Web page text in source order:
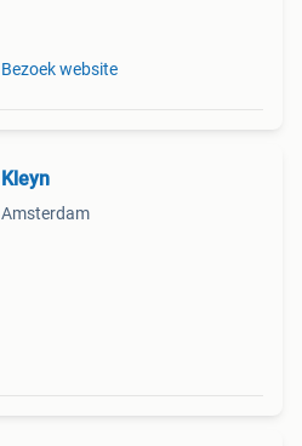
Bezoek website
Kleyn
Amsterdam